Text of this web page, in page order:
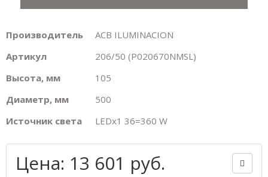
Производитель
ACB ILUMINACION
Артикул
206/50 (P020670NMSL)
Высота, мм
105
Диаметр, мм
500
Источник света
LEDх1 36=360 W
Цена: 13 601 руб.